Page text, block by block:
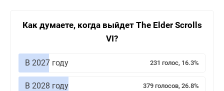
Как думаете, когда выйдет The Elder Scrolls
VI?
В 2027 году 231 голос, 16.3%
В 2028 году 379 голосов, 26.8%